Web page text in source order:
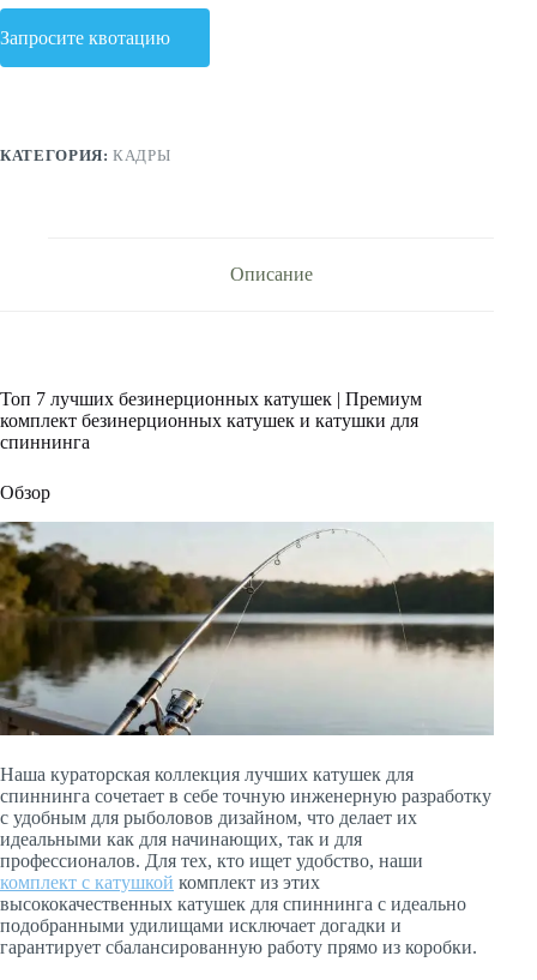
Запросите квотацию
КАТЕГОРИЯ:КАДРЫ
Описание
Топ 7 лучших безинерционных катушек | Премиум
комплект безинерционных катушек и катушки для
спиннинга
Обзор
Наша кураторская коллекция лучших катушек для
спиннинга сочетает в себе точную инженерную разработку
с удобным для рыболовов дизайном, что делает их
идеальными как для начинающих, так и для
профессионалов. Для тех, кто ищет удобство, наши
комплект с катушкой комплект из этих
высококачественных катушек для спиннинга с идеально
подобранными удилищами исключает догадки и
гарантирует сбалансированную работу прямо из коробки.